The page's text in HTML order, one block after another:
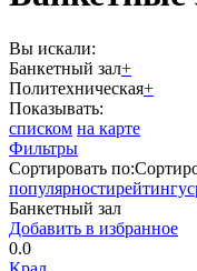
Вы искали:
Банкетный зал+
Политехническая+
Показывать:
списком на карте
Фильтры
Сортировать по:
популярностирейтингу
Банкетный зал
Добавить в избранное
0.0